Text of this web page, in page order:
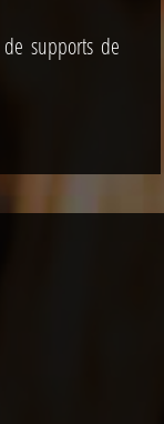
supports de